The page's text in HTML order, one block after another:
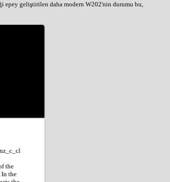
epey geliştirilen daha modern W202'nin durumu bu,
the
In the